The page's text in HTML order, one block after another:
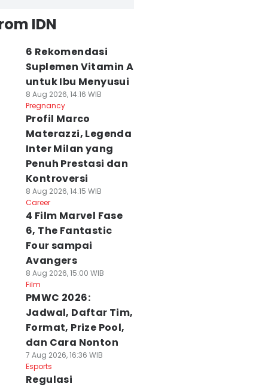
IDN
6 Rekomendasi
Suplemen Vitamin A
untuk Ibu Menyusui
8 Aug 2026, 14:16 WIB
Pregnancy
Profil Marco
Materazzi, Legenda
Inter Milan yang
Penuh Prestasi dan
Kontroversi
8 Aug 2026, 14:15 WIB
Career
4 Film Marvel Fase
6, The Fantastic
Four sampai
Avangers
8 Aug 2026, 15:00 WIB
Film
PMWC 2026:
Jadwal, Daftar Tim,
Format, Prize Pool,
dan Cara Nonton
7 Aug 2026, 16:36 WIB
Esports
Regulasi